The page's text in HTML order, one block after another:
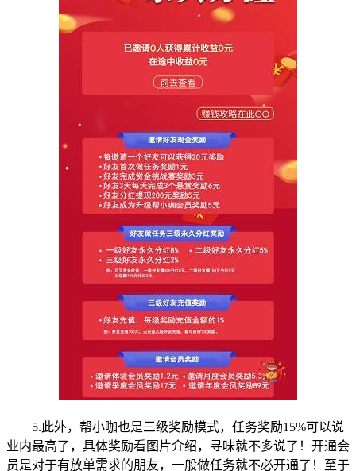
5.此外，帮小咖也是三级奖励模式，任务奖励15%可以说
业内最高了，具体奖励看图片介绍，寻味就不多说了！开通会
员是对于有放单需求的朋友，一般做任务就不必开通了！至于